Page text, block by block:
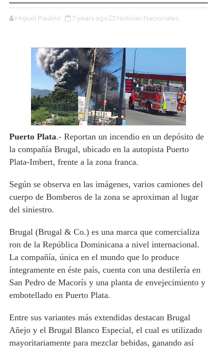
Miguel Paulino 7 years ago Noticias Nacionales,
Puerto Plata.- Reportan un incendio en un depósito de
la compañía Brugal, ubicado en la autopista Puerto
Plata-Imbert, frente a la zona franca.
Según se observa en las imágenes, varios camiones del
cuerpo de Bomberos de la zona se aproximan al lugar
del siniestro.
Brugal (Brugal & Co.) es una marca que comercializa
ron de la República Dominicana a nivel internacional.
La compañía, única en el mundo que lo produce
íntegramente en éste país, cuenta con una destilería en
San Pedro de Macorís y una planta de envejecimiento y
embotellado en Puerto Plata.
Entre sus variantes más extendidas destacan Brugal
Añejo y el Brugal Blanco Especial, el cual es utilizado
mayoritariamente para mezclar bebidas, ganando así